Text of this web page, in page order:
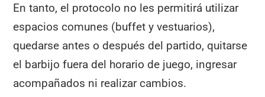
En tanto, el protocolo no les permitirá utilizar
espacios comunes (buffet y vestuarios),
quedarse antes o después del partido, quitarse
el barbijo fuera del horario de juego, ingresar
acompañados ni realizar cambios.